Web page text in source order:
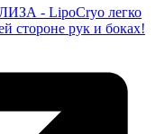
- LipoCryo легко
стороне рук и боках!